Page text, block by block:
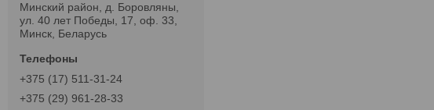
Минский район, д. Боровляны,
ул. 40 лет Победы, 17, оф. 33,
Минск, Беларусь
+375 (17) 511-31-24
+375 (29) 961-28-33